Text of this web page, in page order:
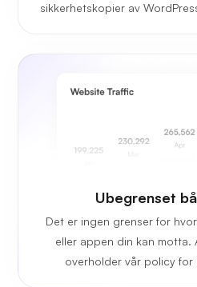
sikkerhetskopier av
Ubegrenset
Det er ingen grenser for
eller appen din kan motta.
overholder vår policy for